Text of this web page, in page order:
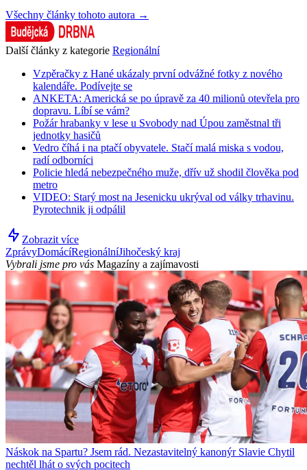
Všechny články tohoto autora →
Další články z kategorie Regionální
Vzpěračky z Hané ukázaly první odvážné fotky z nového
kalendáře. Podívejte se
ANKETA: Americká se po úpravě za 40 milionů otevřela pro
dopravu. Líbí se vám?
Požár hrabanky v lese u Svobody nad Úpou zaměstnal tři
jednotky hasičů
Vedro číhá i na ptačí obyvatele. Stačí malá miska s vodou,
radí odborníci
Policie hledá nebezpečného muže, dřív už shodil člověka pod
metro
VIDEO: Starý most na Jesenicku ukrýval od války trhavinu.
Pyrotechnik ji odpálil
Zobrazit více
ZprávyDomácíRegionálníJihočeský kraj
Vybrali jsme pro vás Magazíny a zajímavosti
Náskok na Spartu? Jsem rád. Nezastavitelný kanonýr Slavie Chytil
nechtěl lhát o svých pocitech